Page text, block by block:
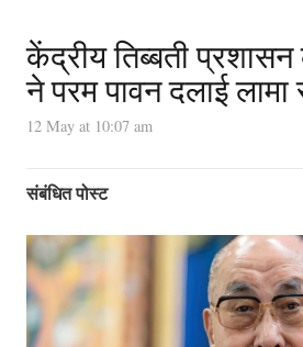
केंद्रीय तिब्बती प्रशासन
ने परम पावन दलाई
12 May at 10:07 am
संबंधित पोस्ट